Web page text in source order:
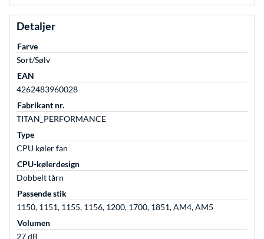
Detaljer
Farve
Sort/Sølv
EAN
4262483960028
Fabrikant nr.
TITAN_PERFORMANCE
Type
CPU køler fan
CPU-kølerdesign
Dobbelt tårn
Passende stik
1150, 1151, 1155, 1156, 1200, 1700, 1851, AM4, AM5
Volumen
27 dB